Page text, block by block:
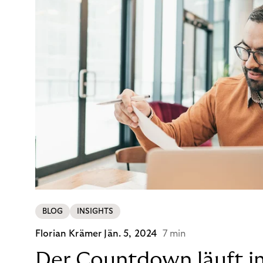
BLOG INSIGHTS
Florian Krämer Jän. 5, 2024 7 min